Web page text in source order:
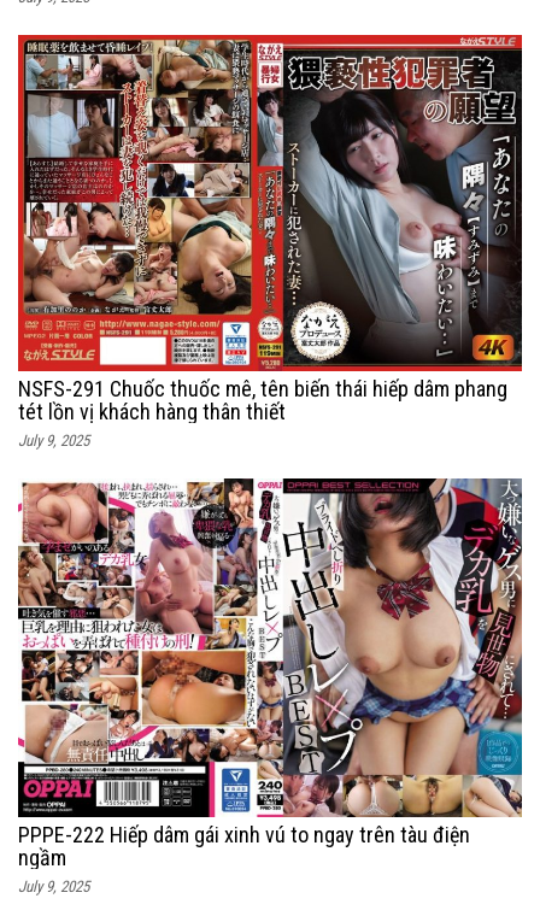
NSFS-291 Chuốc thuốc mê, tên biến thái hiếp dâm phang
tét lồn vị khách hàng thân thiết
July 9, 2025
PPPE-222 Hiếp dâm gái xinh vú to ngay trên tàu điện
ngầm
July 9, 2025